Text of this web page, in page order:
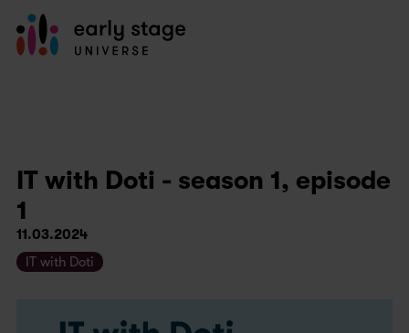
IT with Doti - season 1, episode
1
11.03.2024
IT with Doti